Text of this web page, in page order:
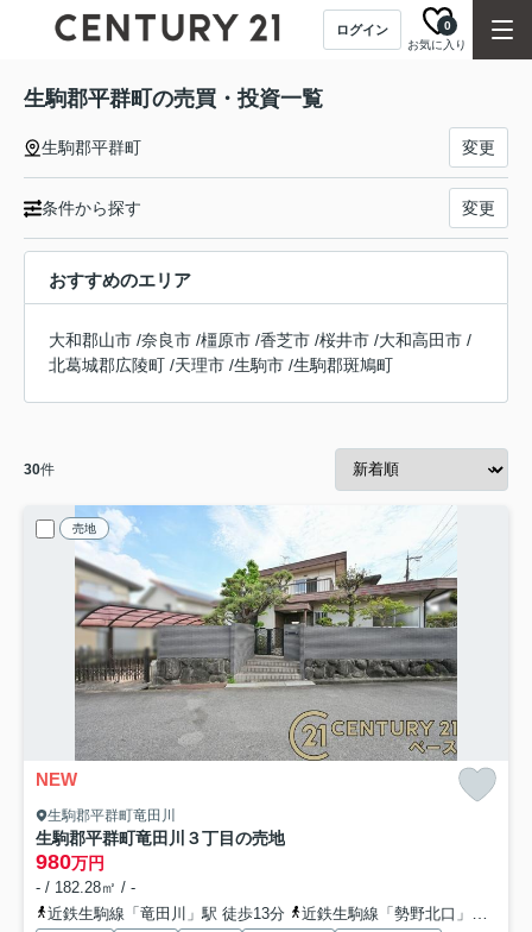
ログイン
お気に入り
0
生駒郡平群町の売買・投資一覧
生駒郡平群町 変更
条件から探す 変更
おすすめのエリア
大和郡山市 /奈良市 /橿原市 /香芝市 /桜井市 /大和高田市 /
北葛城郡広陵町 /天理市 /生駒市 /生駒郡斑鳩町
30件
売地
NEW
生駒郡平群町竜田川
生駒郡平群町竜田川３丁目の売地
980万円
- / 182.28㎡ / -
近鉄生駒線「竜田川」駅 徒歩13分
近鉄生駒線「勢野北口」駅 徒歩18分